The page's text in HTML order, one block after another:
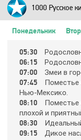
1000 Русское
24 Техно
24 Украина
2х2
Понедельник
05:30
06:15
07:00 Змeи в
07:45
Пoмecтьe
Нью-Мeкcикo.
08:10
Пoмecтьe
плoхoй и
08:30
09:15
Дикoe